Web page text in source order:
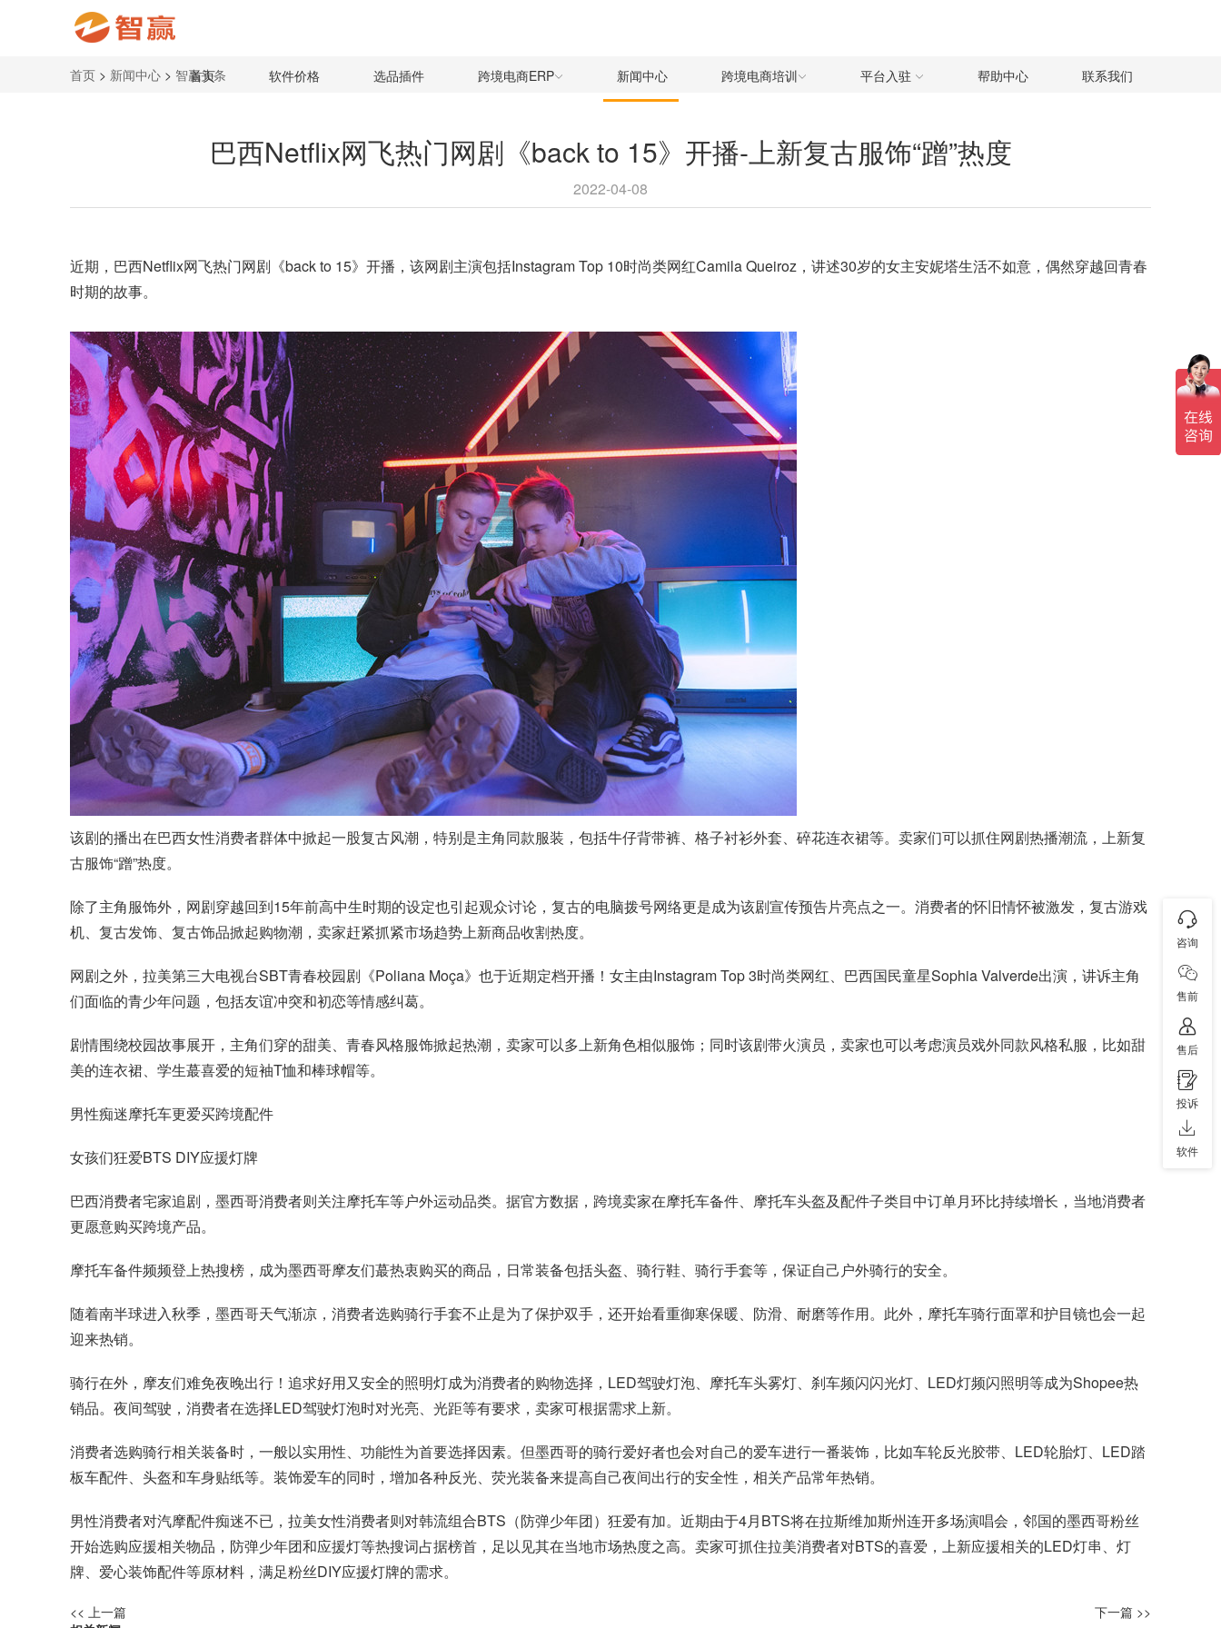
首页 软件价格 选品插件 跨境电商ERP 新闻中心 跨境电商培训 平台入驻 帮助中心 联系我们
首页 > 新闻中心 > 智赢头条
巴西Netflix网飞热门网剧《back to 15》开播-上新复古服饰“蹭”热度
2022-04-08
近期，巴西Netflix网飞热门网剧《back to 15》开播，该网剧主演包括Instagram Top 10时尚类网红Camila Queiroz，讲述30岁的女主安妮塔生活不如意，偶然穿越回青春
时期的故事。
该剧的播出在巴西女性消费者群体中掀起一股复古风潮，特别是主角同款服装，包括牛仔背带裤、格子衬衫外套、碎花连衣裙等。卖家们可以抓住网剧热播潮流，上新复
古服饰“蹭”热度。
除了主角服饰外，网剧穿越回到15年前高中生时期的设定也引起观众讨论，复古的电脑拨号网络更是成为该剧宣传预告片亮点之一。消费者的怀旧情怀被激发，复古游戏
机、复古发饰、复古饰品掀起购物潮，卖家赶紧抓紧市场趋势上新商品收割热度。
网剧之外，拉美第三大电视台SBT青春校园剧《Poliana Moça》也于近期定档开播！女主由Instagram Top 3时尚类网红、巴西国民童星Sophia Valverde出演，讲诉主角
们面临的青少年问题，包括友谊冲突和初恋等情感纠葛。
剧情围绕校园故事展开，主角们穿的甜美、青春风格服饰掀起热潮，卖家可以多上新角色相似服饰；同时该剧带火演员，卖家也可以考虑演员戏外同款风格私服，比如甜
美的连衣裙、学生蕞喜爱的短袖T恤和棒球帽等。
男性痴迷摩托车更爱买跨境配件
女孩们狂爱BTS DIY应援灯牌
巴西消费者宅家追剧，墨西哥消费者则关注摩托车等户外运动品类。据官方数据，跨境卖家在摩托车备件、摩托车头盔及配件子类目中订单月环比持续增长，当地消费者
更愿意购买跨境产品。
摩托车备件频频登上热搜榜，成为墨西哥摩友们蕞热衷购买的商品，日常装备包括头盔、骑行鞋、骑行手套等，保证自己户外骑行的安全。
随着南半球进入秋季，墨西哥天气渐凉，消费者选购骑行手套不止是为了保护双手，还开始看重御寒保暖、防滑、耐磨等作用。此外，摩托车骑行面罩和护目镜也会一起
迎来热销。
骑行在外，摩友们难免夜晚出行！追求好用又安全的照明灯成为消费者的购物选择，LED驾驶灯泡、摩托车头雾灯、刹车频闪闪光灯、LED灯频闪照明等成为Shopee热
销品。夜间驾驶，消费者在选择LED驾驶灯泡时对光亮、光距等有要求，卖家可根据需求上新。
消费者选购骑行相关装备时，一般以实用性、功能性为首要选择因素。但墨西哥的骑行爱好者也会对自己的爱车进行一番装饰，比如车轮反光胶带、LED轮胎灯、LED踏
板车配件、头盔和车身贴纸等。装饰爱车的同时，增加各种反光、荧光装备来提高自己夜间出行的安全性，相关产品常年热销。
男性消费者对汽摩配件痴迷不已，拉美女性消费者则对韩流组合BTS（防弹少年团）狂爱有加。近期由于4月BTS将在拉斯维加斯州连开多场演唱会，邻国的墨西哥粉丝
开始选购应援相关物品，防弹少年团和应援灯等热搜词占据榜首，足以见其在当地市场热度之高。卖家可抓住拉美消费者对BTS的喜爱，上新应援相关的LED灯串、灯
牌、爱心装饰配件等原材料，满足粉丝DIY应援灯牌的需求。
<< 上一篇
下一篇 >>
咨询
售前
售后
投诉
软件